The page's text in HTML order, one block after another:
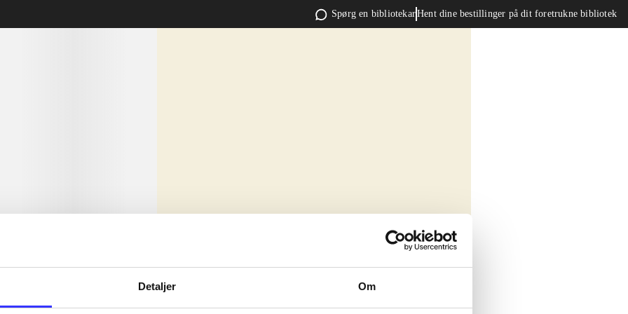
Detaljer Om
Spørg en bibliotekarHent dine bestillinger på dit foretrukne bibliotek
sit amet ...
sit amet ...